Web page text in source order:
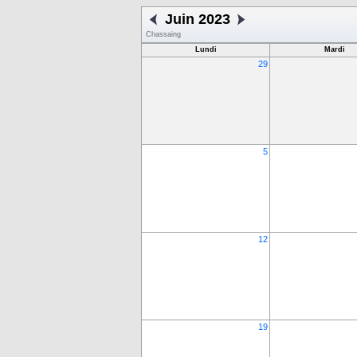
Juin 2023
Chassaing
Lundi
Mardi
29
5
12
19